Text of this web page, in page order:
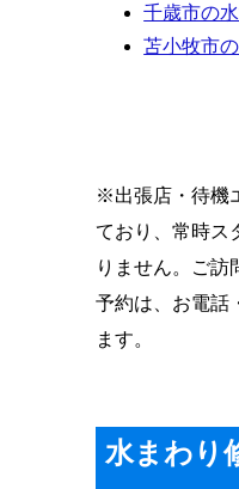
千歳市の
苫小牧市
※出張店・待機
ており、常時ス
りません。ご訪
予約は、お電話
ます。
水まわり